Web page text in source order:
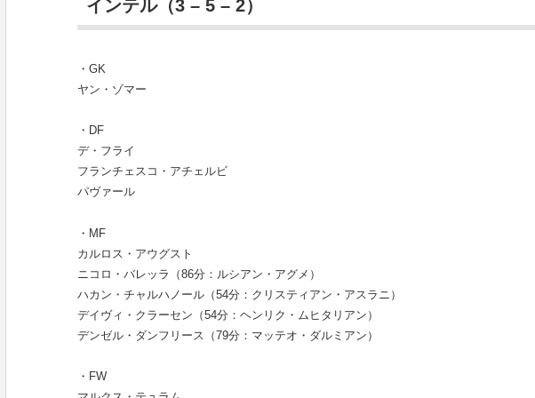
インテル（3 – 5 – 2）
・GK
ヤン・ゾマー
・DF
デ・フライ
フランチェスコ・アチェルビ
パヴァール
・MF
カルロス・アウグスト
ニコロ・バレッラ（86分：ルシアン・アグメ）
ハカン・チャルハノール（54分：クリスティアン・アスラニ）
デイヴィ・クラーセン（54分：ヘンリク・ムヒタリアン）
デンゼル・ダンフリース（79分：マッテオ・ダルミアン）
・FW